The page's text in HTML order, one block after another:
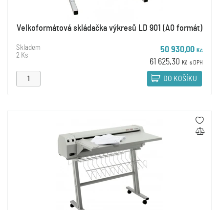
Velkoformátová skládačka výkresů LD 901 (A0 formát)
Skladem
2 Ks
50 930,00 Kč
61 625,30 Kč s DPH
DO KOŠÍKU